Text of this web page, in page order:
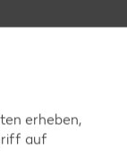
erheben,
auf